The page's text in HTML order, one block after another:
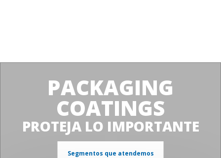
PACKAGING
COATINGS
PROTEJA LO IMPORTANTE
Segmentos que atendemos